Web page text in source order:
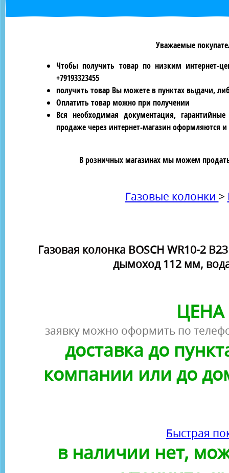
Уважаемые
Чтобы получить товар по низким интернет-
+79193323455
получить товар Вы можете в пунктах выдачи,
Оплатить товар можно при получении
Вся необходимая документация,
продаже через интернет-магазин оформляются
В розничных магазинах мы можем
Газовые колонки >
Газовая колонка BOSCH WR10-2
дымоход 112 мм,
ЦЕНА
заявку можно оформить по
доставка до
компании или до
Быстрая
в наличии нет,